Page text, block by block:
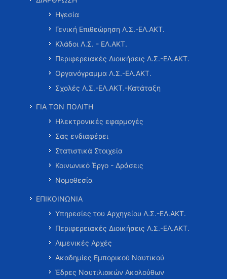
Ηγεσία
Γενική Επιθεώρηση Λ.Σ.-ΕΛ.ΑΚΤ.
Κλάδοι Λ.Σ. - ΕΛ.ΑΚΤ.
Περιφερειακές Διοικήσεις Λ.Σ.-ΕΛ.ΑΚΤ.
Οργανόγραμμα Λ.Σ.-ΕΛ.ΑΚΤ.
Σχολές Λ.Σ.-ΕΛ.ΑΚΤ.-Κατάταξη
ΓΙΑ ΤΟΝ ΠΟΛΙΤΗ
Ηλεκτρονικές εφαρμογές
Σας ενδιαφέρει
Στατιστικά Στοιχεία
Κοινωνικό Έργο - Δράσεις
Νομοθεσία
ΕΠΙΚΟΙΝΩΝΙΑ
Υπηρεσίες του Αρχηγείου Λ.Σ.-ΕΛ.ΑΚΤ.
Περιφερειακές Διοικήσεις Λ.Σ.-ΕΛ.ΑΚΤ.
Λιμενικές Αρχές
Ακαδημίες Εμπορικού Ναυτικού
Έδρες Ναυτιλιακών Ακολούθων